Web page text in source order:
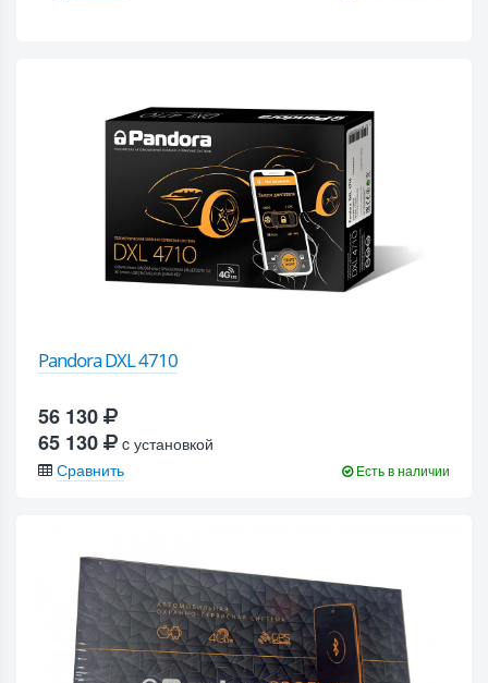
Pandora DXL 4710
56 130
65 130
c установкой
Сравнить
Есть в наличии